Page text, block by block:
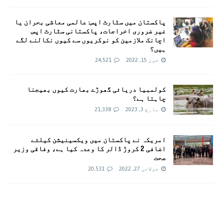
پاکستان میں سٹارٹ اپس: عالمی معاشی بحران یا
غیر ضروری اخراجات، پاکستانی سٹارٹ اپس
اچانک ملازمین کو نوکریوں سے کیوں نکالنے لگے
ہیں؟
جون 15, 2022 24,521
کولمبیا دریائی گھوڑے بھارت کیوں بھیجنا
چاہتا ہے؟
مارچ 3, 2023 21,338
امريکہ نے پاکستان میں ویکسینیشن کیلئے
اضافی 2 کروڑ ڈالر کا وعدہ کیا ہے، وفاقی وزیر
صحت
جولائی 27, 2022 20,531